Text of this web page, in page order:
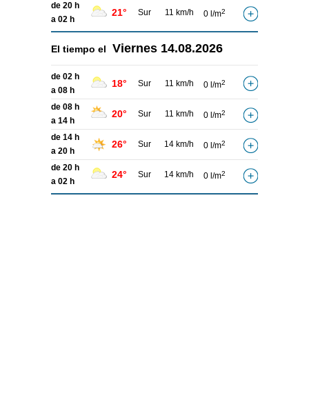
de 20 h
a 02 h
21° Sur 11 km/h 0 l/m2
El tiempo el Viernes 14.08.2026
de 02 h
a 08 h
18° Sur 11 km/h 0 l/m2
de 08 h
a 14 h
20° Sur 11 km/h 0 l/m2
de 14 h
a 20 h
26° Sur 14 km/h 0 l/m2
de 20 h
a 02 h
24° Sur 14 km/h 0 l/m2